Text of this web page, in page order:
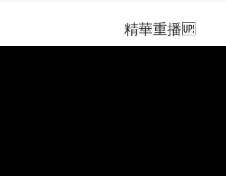
精華重播🆙